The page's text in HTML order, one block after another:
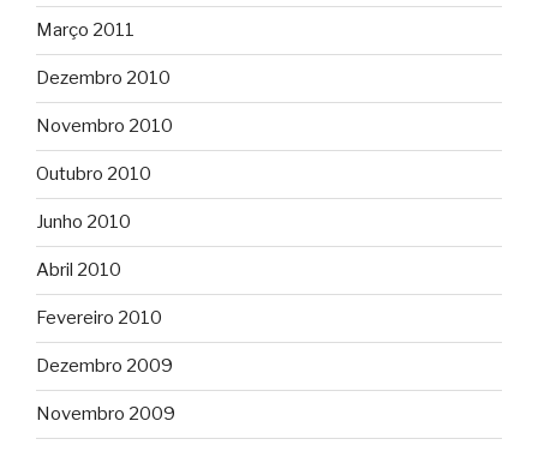
Março 2011
Dezembro 2010
Novembro 2010
Outubro 2010
Junho 2010
Abril 2010
Fevereiro 2010
Dezembro 2009
Novembro 2009